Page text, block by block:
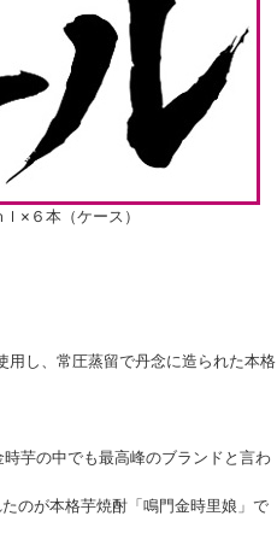
×６本（ケース）
し、常圧蒸留で丹念に造られた本格
芋の中でも最高峰のブランドと言わ
のが本格芋焼酎「鳴門金時里娘」で